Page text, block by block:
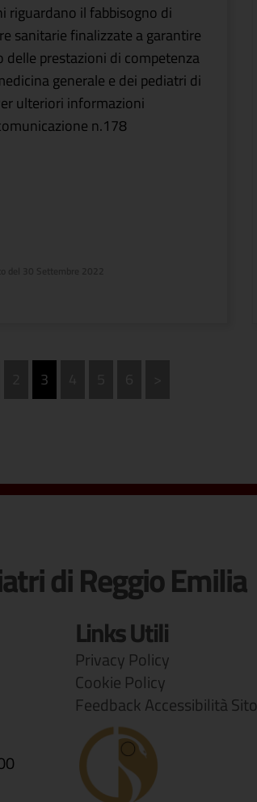
riguardano il fabbisogno di
sanitarie finalizzate a garantire
delle prestazioni di competenza
generale e dei pediatri di
ulteriori informazioni
n.178
3
di Reggio Emilia
Links Utili
Privacy Policy
Cookie Policy
Feedback Accessibilità Sito